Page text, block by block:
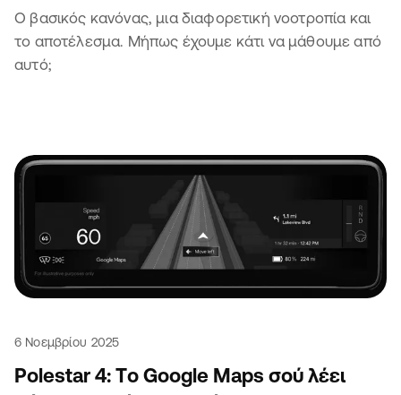
Ο βασικός κανόνας, μια διαφορετική νοοτροπία και
το αποτέλεσμα. Μήπως έχουμε κάτι να μάθουμε από
αυτό;
6 Νοεμβρίου 2025
Polestar 4: Tο Google Maps σού λέει